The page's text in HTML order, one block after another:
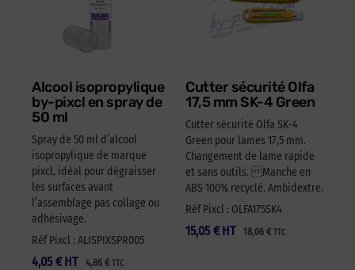
Alcool isopropylique
by-pixcl en spray de
50 ml
Spray de 50 ml d’alcool
isopropylique de marque
pixcl, idéal pour dégraisser
les surfaces avant
l’assemblage pas collage ou
adhésivage.
Réf Pixcl : ALISPIXSPR005
4,05 € 4,86 € TTC
HT
Cutter sécurité Olfa
17,5 mm SK-4 Green
Cutter sécurité Olfa SK-4
Green pour lames 17,5 mm.
Changement de lame rapide
et sans outils. Manche en
ABS 100% recyclé. Ambidextre.
Réf Pixcl : OLFA175SK4
15,05 € 18,06 € TTC
HT